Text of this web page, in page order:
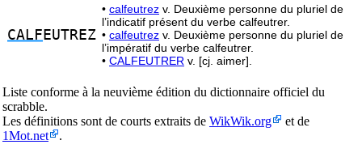
CALF EUTREZ
• calfeutrez v. Deuxième personne du pluriel de
l’indicatif présent du verbe calfeutrer.
• calfeutrez v. Deuxième personne du pluriel de
l’impératif du verbe calfeutrer.
• CALFEUTRER v. [cj. aimer].
Liste conforme à la neuvième édition du dictionnaire officiel du
scrabble.
Les définitions sont de courts extraits de WikWik.org
et de
1Mot.net
.